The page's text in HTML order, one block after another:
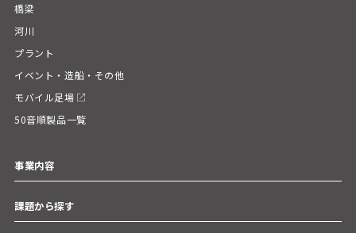
橋梁
河川
プラント
イベント・造船・その他
モバイル足場
50音順製品一覧
事業内容
課題から探す